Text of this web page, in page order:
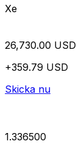
Xe
26,730.00 USD
+359.79 USD
Skicka nu
1.336500